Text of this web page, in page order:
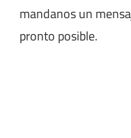
mandanos un
pronto posible.